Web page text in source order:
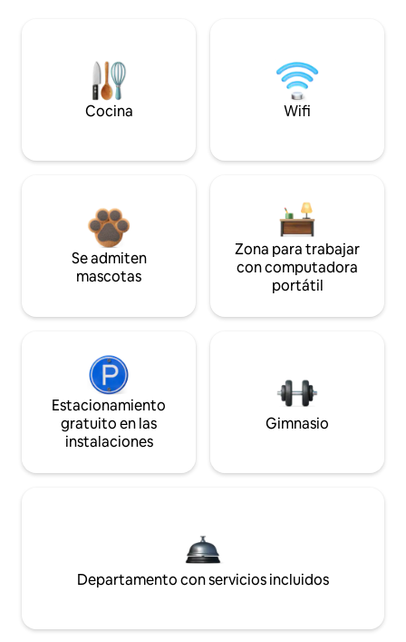
Cocina Wifi
Se admiten
mascotas
Zona para trabajar
con computadora
portátil
Estacionamiento
gratuito en las
instalaciones
Gimnasio
Departamento con servicios incluidos